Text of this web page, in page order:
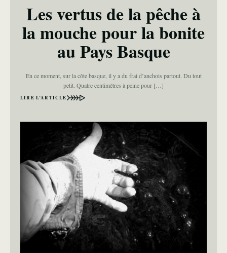
Les vertus de la pêche à
la mouche pour la bonite
au Pays Basque
En ce moment, sur la côte basque, il y a du frai d’anchois partout. Du tout
petit. Quatre centimètres à peine pour […]
LIRE L’ARTICLE